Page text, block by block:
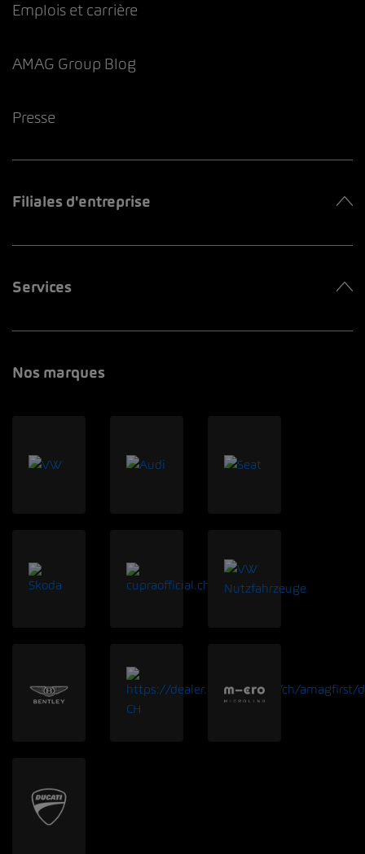
Emplois et carrière
AMAG Group Blog
Presse
Filiales d'entreprise
Services
Nos marques